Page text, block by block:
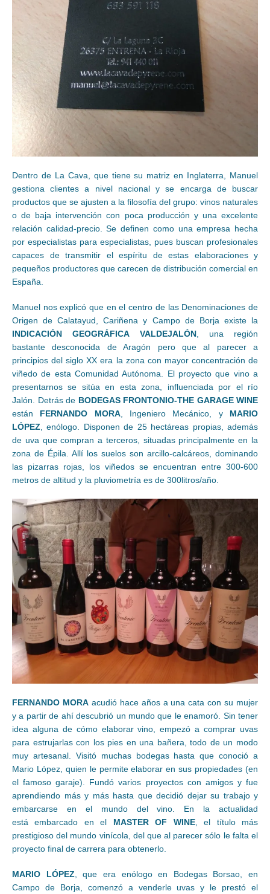
Dentro de La Cava, que tiene su matriz en Inglaterra, Manuel
gestiona clientes a nivel nacional y se encarga de buscar
productos que se ajusten a la filosofía del grupo: vinos naturales
o de baja intervención con poca producción y una excelente
relación calidad-precio. Se definen como una empresa hecha
por especialistas para especialistas, pues buscan profesionales
capaces de transmitir el espíritu de estas elaboraciones y
pequeños productores que carecen de distribución comercial en
España.
Manuel nos explicó que en el centro de las Denominaciones de
Origen de Calatayud, Cariñena y Campo de Borja existe la
INDICACIÓN GEOGRÁFICA VALDEJALÓN, una región
bastante desconocida de Aragón pero que al parecer a
principios del siglo XX era la zona con mayor concentración de
viñedo de esta Comunidad Autónoma. El proyecto que vino a
presentarnos se sitúa en esta zona, influenciada por el río
Jalón. Detrás de BODEGAS FRONTONIO-THE GARAGE WINE
están FERNANDO MORA, Ingeniero Mecánico, y MARIO
LÓPEZ , enólogo. Disponen de 25 hectáreas propias, además
de uva que compran a terceros, situadas principalmente en la
zona de Épila. Allí los suelos son arcillo-calcáreos, dominando
las pizarras rojas, los viñedos se encuentran entre 300-600
metros de altitud y la pluviometría es de 300litros/año.
FERNANDO MORAacudió hace años a una cata con su mujer
y a partir de ahí descubrió un mundo que le enamoró. Sin tener
idea alguna de cómo elaborar vino, empezó a comprar uvas
para estrujarlas con los pies en una bañera, todo de un modo
muy artesanal. Visitó muchas bodegas hasta que conoció a
Mario López, quien le permite elaborar en sus propiedades (en
el famoso garaje). Fundó varios proyectos con amigos y fue
aprendiendo más y más hasta que decidió dejar su trabajo y
embarcarse en el mundo del vino. En la actualidad
está embarcado en el MASTER OF WINE, el título más
prestigioso del mundo vinícola, del que al parecer sólo le falta el
proyecto final de carrera para obtenerlo.
MARIO LÓPEZ , que era enólogo en Bodegas Borsao, en
Campo de Borja, comenzó a venderle uvas y le prestó el